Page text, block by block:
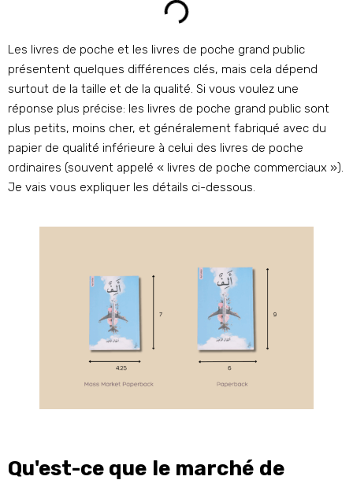
Les livres de poche et les livres de poche grand public
présentent quelques différences clés, mais cela dépend
surtout de la taille et de la qualité. Si vous voulez une
réponse plus précise: les livres de poche grand public sont
plus petits, moins cher, et généralement fabriqué avec du
papier de qualité inférieure à celui des livres de poche
ordinaires (souvent appelé « livres de poche commerciaux »).
Je vais vous expliquer les détails ci-dessous.
Qu'est-ce que le marché de